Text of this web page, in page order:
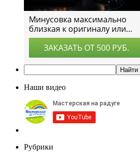
Наши видео
Рубрики